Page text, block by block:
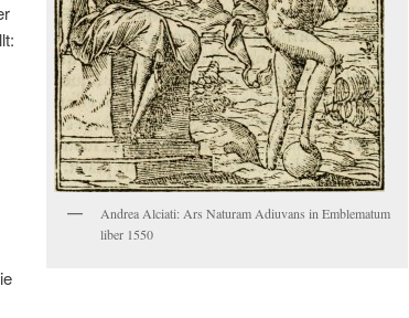
Andrea Alciati: Ars Naturam Adiuvans in Emblematum
liber 1550